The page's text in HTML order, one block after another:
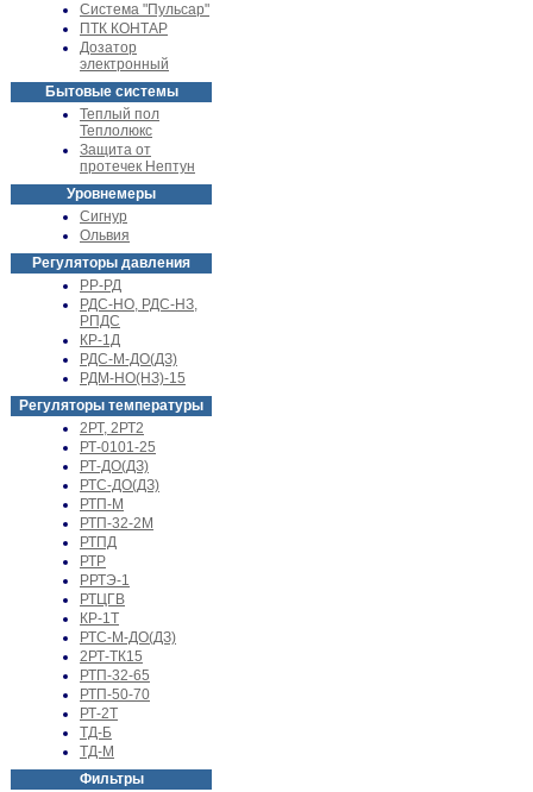
Система "Пульсар"
ПТК КОНТАР
Дозатор
электронный
Бытовые системы
Теплый пол
Теплолюкс
Защита от
протечек Нептун
Уровнемеры
Сигнур
Ольвия
Регуляторы давления
РР-РД
РДС-НО, РДС-НЗ,
РПДС
КР-1Д
РДС-М-ДО(ДЗ)
РДМ-НО(НЗ)-15
Регуляторы температуры
2РТ, 2РТ2
РТ-0101-25
РТ-ДО(ДЗ)
РТС-ДО(ДЗ)
РТП-М
РТП-32-2М
РТПД
РТР
РРТЭ-1
РТЦГВ
КР-1Т
РТС-М-ДО(ДЗ)
2РТ-ТК15
РТП-32-65
РТП-50-70
РТ-2Т
ТД-Б
ТД-М
Фильтры